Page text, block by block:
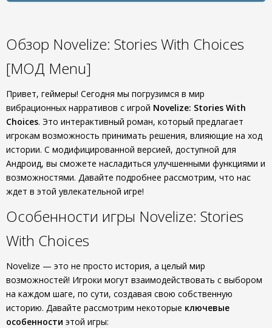
Обзор Novelize: Stories With Choices
[МОД Menu]
Привет, геймеры! Сегодня мы погрузимся в мир
вибрационных нарративов с игрой Novelize: Stories With
Choices. Это интерактивный роман, который предлагает
игрокам возможность принимать решения, влияющие на ход
истории. С модифицированной версией, доступной для
Андроид, вы сможете насладиться улучшенными функциями и
возможностями. Давайте подробнее рассмотрим, что нас
ждет в этой увлекательной игре!
Особенности игры Novelize: Stories
With Choices
Novelize — это не просто история, а целый мир
возможностей! Игроки могут взаимодействовать с выбором
на каждом шаге, по сути, создавая свою собственную
историю. Давайте рассмотрим некоторые ключевые
особенности этой игры: